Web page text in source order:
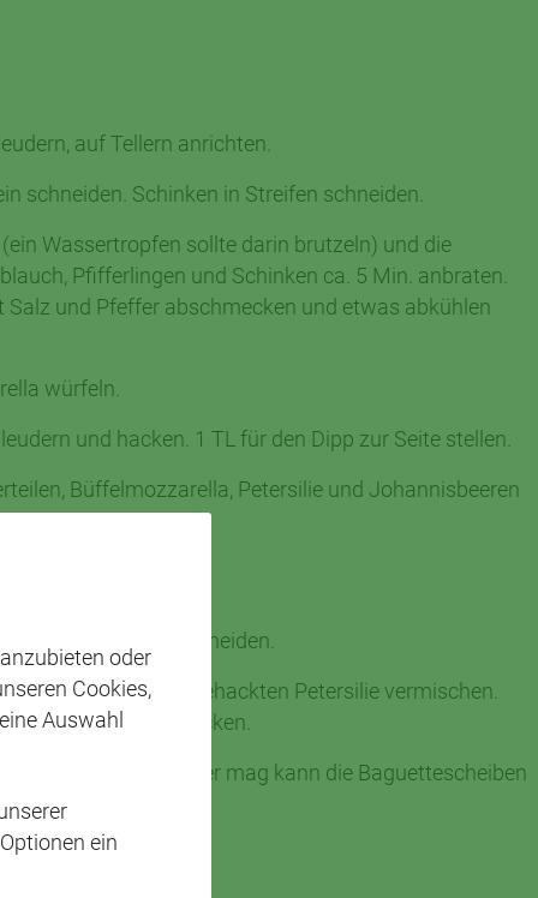
auf Tellern anrichten.
schneiden. Schinken in Streifen schneiden.
Wassertropfen sollte darin brutzeln) und die
Pfifferlingen und Schinken ca. 5 Min. anbraten.
und Pfeffer abschmecken und etwas abkühlen
würfeln.
und hacken. 1 TL für den Dipp zur Seite stellen.
Büffelmozzarella, Petersilie und Johannisbeeren
klein schneiden.
sowie der gehackten Petersilie vermischen.
abschmecken.
servieren. Wer mag kann die Baguettescheiben
oder
Cookies,
Auswahl
ein